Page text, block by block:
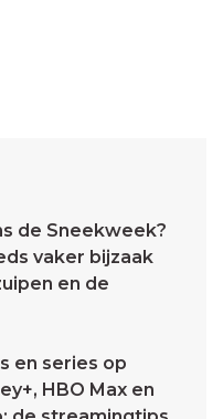
de Sneekweek?
vaker bijzaak
en de
en series op
HBO Max en